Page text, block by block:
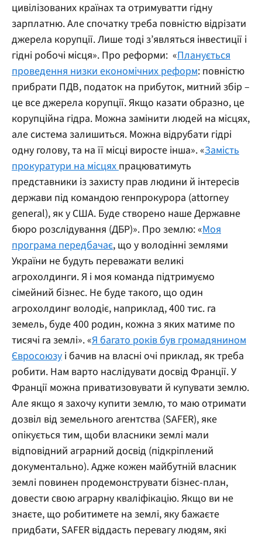
цивілізованих країнах та отримуватти гідну
зарплатню. Але спочатку треба повністю відрізати
джерела корупції. Лише тоді з’являться інвестиції і
гідні робочі місця». Про реформи: «Планується
проведення низки економічних реформ: повністю
прибрати ПДВ, податок на прибуток, митний збір –
це все джерела корупції. Якщо казати образно, це
корупційна гідра. Можна замінити людей на місцях,
але система залишиться. Можна відрубати гідрі
одну голову, та на її місці виросте інша». «Замість
прокуратури на місцяхпрацюватимуть
представники із захисту прав людини й інтересів
держави під командою генпрокурора (attorney
general), як у США. Буде створено наше Державне
бюро розслідування (ДБР)». Про землю:«Моя
програма передбачає, що у володінні землями
України не будуть переважати великі
агрохолдинги. Я і моя команда підтримуємо
сімейний бізнес. Не буде такого, що один
агрохолдинг володіє, наприклад, 400 тис. га
земель, буде 400 родин, кожна з яких матиме по
тисячі га землі». «Я багато років був громадянином
Євросоюзу і бачив на власні очі приклад, як треба
робити. Нам варто наслідувати досвід Франції. У
Франції можна приватизовувати й купувати землю.
Але якщо я захочу купити землю, то маю отримати
дозвіл від земельного агентства (SAFER), яке
опікується тим, щоби власники землі мали
відповідний аграрний досвід (підкріплений
документально). Адже кожен майбутній власник
землі повинен продемонструвати бізнес-план,
довести свою аграрну кваліфікацію. Якщо ви не
знаєте, що робитимете на землі, яку бажаєте
придбати, SAFER віддасть перевагу людям, які